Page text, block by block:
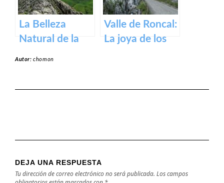
La Belleza
Natural de la
Valle de Roncal:
La joya de los
Autor:chomon
DEJA UNA RESPUESTA
Tu dirección de correo electrónico no será publicada. Los campos